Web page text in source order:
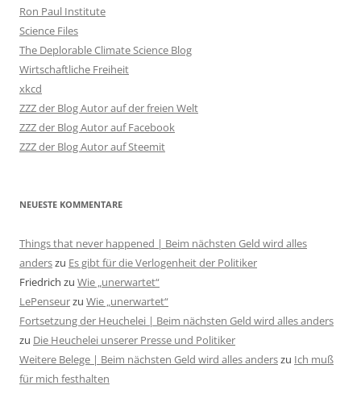
Ron Paul Institute
Science Files
The Deplorable Climate Science Blog
Wirtschaftliche Freiheit
xkcd
ZZZ der Blog Autor auf der freien Welt
ZZZ der Blog Autor auf Facebook
ZZZ der Blog Autor auf Steemit
NEUESTE KOMMENTARE
Things that never happened | Beim nächsten Geld wird alles
anderszu Es gibt für die Verlogenheit der Politiker
Friedrich zu Wie „unerwartet“
LePenseurzu Wie „unerwartet“
Fortsetzung der Heuchelei | Beim nächsten Geld wird alles anders
zu Die Heuchelei unserer Presse und Politiker
Weitere Belege | Beim nächsten Geld wird alles anderszu Ich muß
für mich festhalten